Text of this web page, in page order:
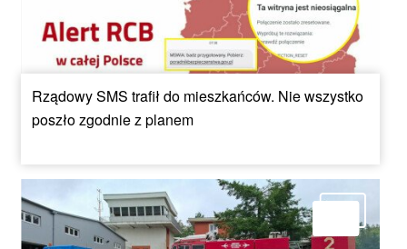
Rządowy SMS trafił do mieszkańców. Nie wszystko
poszło zgodnie z planem